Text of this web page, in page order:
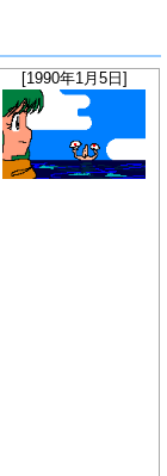
[1990年1月5日]